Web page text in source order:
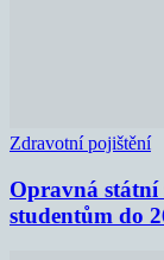
Zdravotní pojištění
Opravná
studentům do